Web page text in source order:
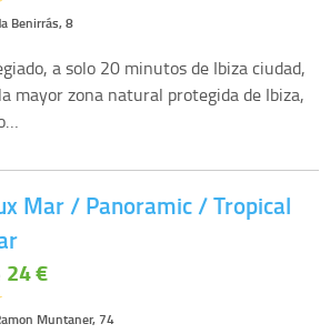
Benirrás, 8
a solo 20 minutos de Ibiza ciudad,
mayor zona natural protegida de Ibiza,
Mar / Panoramic / Tropical
Muntaner, 74
24 €